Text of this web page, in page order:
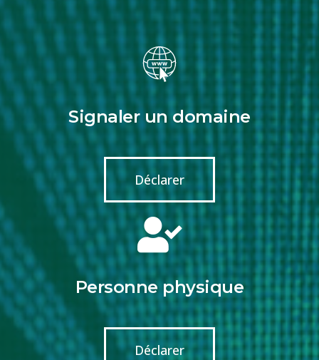
Signaler un domaine
Déclarer
Personne physique
Déclarer